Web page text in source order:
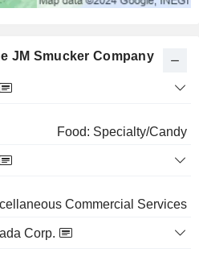
JM Smucker Company
Food: Specialty/Candy
Commercial Services
Corp.